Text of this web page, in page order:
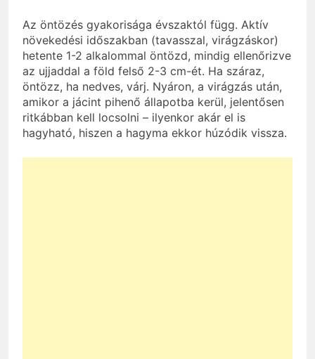
Az öntözés gyakorisága évszaktól függ. Aktív
növekedési időszakban (tavasszal, virágzáskor)
hetente 1-2 alkalommal öntözd, mindig ellenőrizve
az ujjaddal a föld felső 2-3 cm-ét. Ha száraz,
öntözz, ha nedves, várj. Nyáron, a virágzás után,
amikor a jácint pihenő állapotba kerül, jelentősen
ritkábban kell locsolni – ilyenkor akár el is
hagyható, hiszen a hagyma ekkor húzódik vissza.